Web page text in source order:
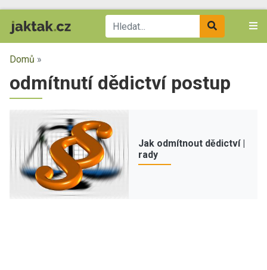
Domů »
odmítnutí dědictví postup
Jak odmítnout dědictví |
rady